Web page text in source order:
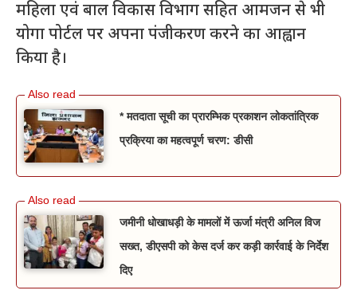
महिला एवं बाल विकास विभाग सहित आमजन से भी
योगा पोर्टल पर अपना पंजीकरण करने का आह्वान
किया है।
* मतदाता सूची का प्रारम्भिक प्रकाशन लोकतांत्रिक
प्रक्रिया का महत्वपूर्ण चरण: डीसी
जमीनी धोखाधड़ी के मामलों में ऊर्जा मंत्री अनिल विज
सख्त, डीएसपी को केस दर्ज कर कड़ी कार्रवाई के निर्देश
दिए